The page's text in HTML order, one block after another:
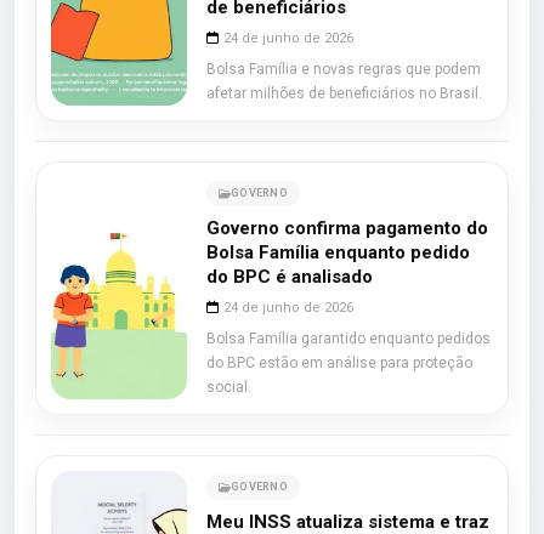
de beneficiários
24 de junho de 2026
Bolsa Família e novas regras que podem
afetar milhões de beneficiários no Brasil.
GOVERNO
Governo confirma pagamento do
Bolsa Família enquanto pedido
do BPC é analisado
24 de junho de 2026
Bolsa Família garantido enquanto pedidos
do BPC estão em análise para proteção
social.
GOVERNO
Meu INSS atualiza sistema e traz